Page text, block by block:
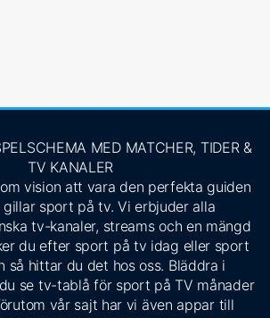
MED MATCHER, TIDER &
TV KANALER
vision att vara den perfekta guiden
sport på tv. Vi erbjuder alla
tv-kanaler, streams och en mängd
du efter sport på tv idag eller sport
så hittar du det hos oss. Bläddra i
se tv-tablå för sport på TV månader
vår sajt har vi även appar till